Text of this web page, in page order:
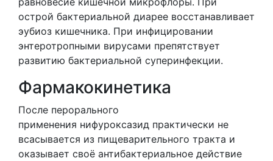
острой бактериальной диарее восстанавливает
эубиоз кишечника. При инфицировании
энтеротропными вирусами препятствует
развитию бактериальной суперинфекции.
Фармакокинетика
После перорального
применения нифуроксазид практически не
всасывается из пищеварительного тракта и
оказывает своё антибактериальное действие